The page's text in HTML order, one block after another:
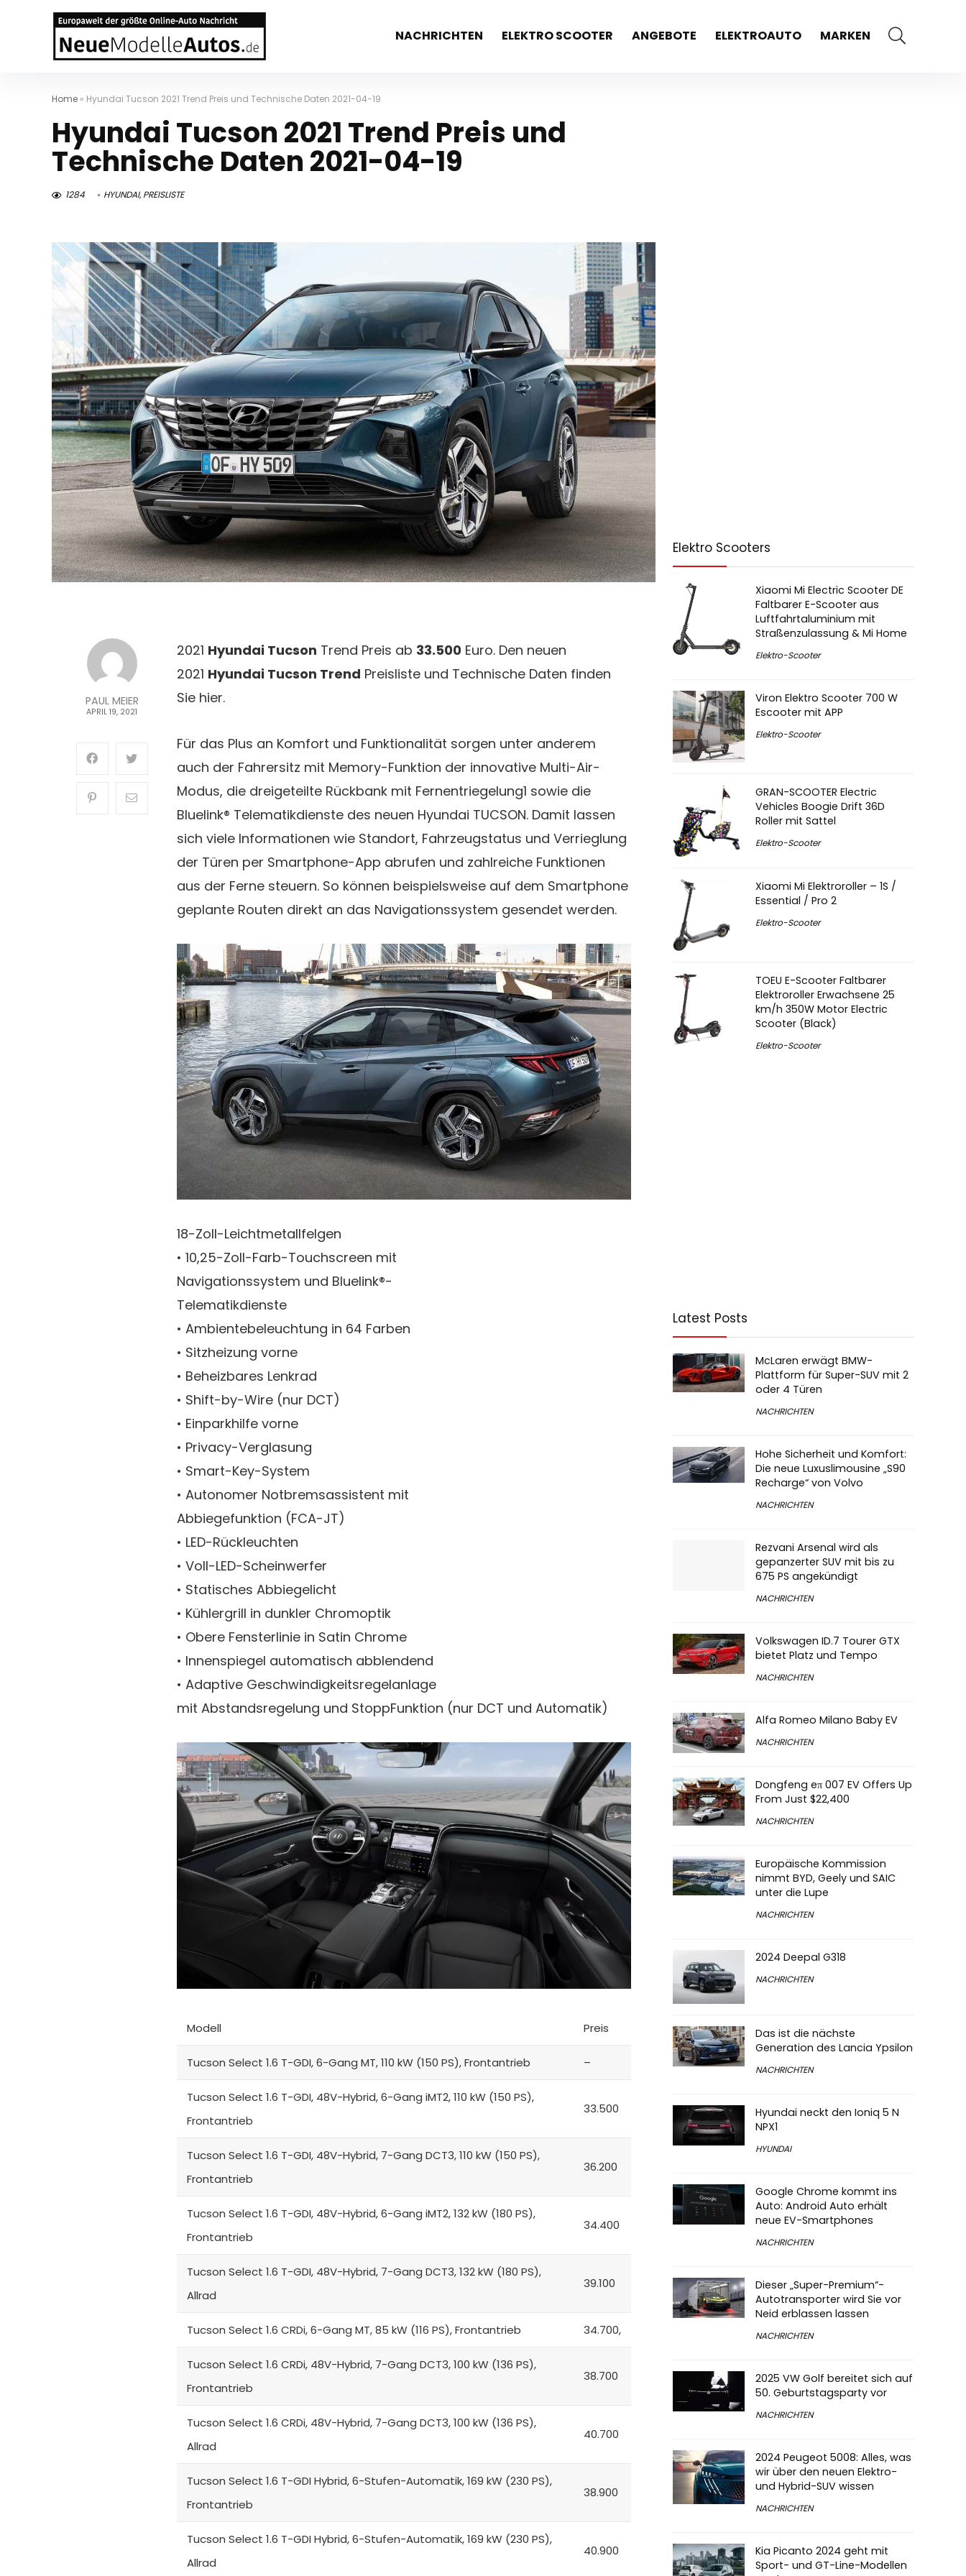
NACHRICHTEN ELEKTRO SCOOTER ANGEBOTE ELEKTROAUTO MARKEN
Home » Hyundai Tucson 2021 Trend Preis und Technische Daten 2021-04-19
Hyundai Tucson 2021 Trend Preis und
Technische Daten 2021-04-19
1284 HYUNDAI,PREISLISTE
PAUL MEIER
APRIL 19, 2021
2021 Hyundai Tucson Trend Preis ab 33.500 Euro. Den neuen
2021 Hyundai Tucson Trend Preisliste und Technische Daten finden
Sie hier.
Für das Plus an Komfort und Funktionalität sorgen unter anderem
auch der Fahrersitz mit Memory-Funktion der innovative Multi-Air-
Modus, die dreigeteilte Rückbank mit Fernentriegelung1 sowie die
Bluelink® Telematikdienste des neuen Hyundai TUCSON. Damit lassen
sich viele Informationen wie Standort, Fahrzeugstatus und Verrieglung
der Türen per Smartphone-App abrufen und zahlreiche Funktionen
aus der Ferne steuern. So können beispielsweise auf dem Smartphone
geplante Routen direkt an das Navigationssystem gesendet werden.
18-Zoll-Leichtmetallfelgen
• 10,25-Zoll-Farb-Touchscreen mit
Navigationssystem und Bluelink®-
Telematikdienste
• Ambientebeleuchtung in 64 Farben
• Sitzheizung vorne
• Beheizbares Lenkrad
• Shift-by-Wire (nur DCT)
• Einparkhilfe vorne
• Privacy-Verglasung
• Smart-Key-System
• Autonomer Notbremsassistent mit
Abbiegefunktion (FCA-JT)
• LED-Rückleuchten
• Voll-LED-Scheinwerfer
• Statisches Abbiegelicht
• Kühlergrill in dunkler Chromoptik
• Obere Fensterlinie in Satin Chrome
• Innenspiegel automatisch abblendend
• Adaptive Geschwindigkeitsregelanlage
mit Abstandsregelung und StoppFunktion (nur DCT und Automatik)
Modell Preis
Tucson Select 1.6 T-GDI, 6-Gang MT, 110 kW (150 PS), Frontantrieb –
Tucson Select 1.6 T-GDI, 48V-Hybrid, 6-Gang iMT2, 110 kW (150 PS),
Frontantrieb
33.500
Tucson Select 1.6 T-GDI, 48V-Hybrid, 7-Gang DCT3, 110 kW (150 PS),
Frontantrieb
36.200
Tucson Select 1.6 T-GDI, 48V-Hybrid, 6-Gang iMT2, 132 kW (180 PS),
Frontantrieb
34.400
Tucson Select 1.6 T-GDI, 48V-Hybrid, 7-Gang DCT3, 132 kW (180 PS),
Allrad
39.100
Tucson Select 1.6 CRDi, 6-Gang MT, 85 kW (116 PS), Frontantrieb 34.700,
Tucson Select 1.6 CRDi, 48V-Hybrid, 7-Gang DCT3, 100 kW (136 PS),
Frontantrieb
38.700
Tucson Select 1.6 CRDi, 48V-Hybrid, 7-Gang DCT3, 100 kW (136 PS),
Allrad
40.700
Tucson Select 1.6 T-GDI Hybrid, 6-Stufen-Automatik, 169 kW (230 PS),
Frontantrieb
38.900
Tucson Select 1.6 T-GDI Hybrid, 6-Stufen-Automatik, 169 kW (230 PS),
Allrad
40.900
Elektro Scooters
Xiaomi Mi Electric Scooter DE
Faltbarer E-Scooter aus
Luftfahrtaluminium mit
Straßenzulassung & Mi Home
Elektro-Scooter
Viron Elektro Scooter 700 W
Escooter mit APP
Elektro-Scooter
GRAN-SCOOTER Electric
Vehicles Boogie Drift 36D
Roller mit Sattel
Elektro-Scooter
Xiaomi Mi Elektroroller – 1S /
Essential / Pro 2
Elektro-Scooter
TOEU E-Scooter Faltbarer
Elektroroller Erwachsene 25
km/h 350W Motor Electric
Scooter (Black)
Elektro-Scooter
Latest Posts
McLaren erwägt BMW-
Plattform für Super-SUV mit 2
oder 4 Türen
NACHRICHTEN
Hohe Sicherheit und Komfort:
Die neue Luxuslimousine „S90
Recharge“ von Volvo
NACHRICHTEN
Rezvani Arsenal wird als
gepanzerter SUV mit bis zu
675 PS angekündigt
NACHRICHTEN
Volkswagen ID.7 Tourer GTX
bietet Platz und Tempo
NACHRICHTEN
Alfa Romeo Milano Baby EV
NACHRICHTEN
Dongfeng eπ 007 EV Offers Up
From Just $22,400
NACHRICHTEN
Europäische Kommission
nimmt BYD, Geely und SAIC
unter die Lupe
NACHRICHTEN
2024 Deepal G318
NACHRICHTEN
Das ist die nächste
Generation des Lancia Ypsilon
NACHRICHTEN
Hyundai neckt den Ioniq 5 N
NPX1
HYUNDAI
Google Chrome kommt ins
Auto: Android Auto erhält
neue EV-Smartphones
NACHRICHTEN
Dieser „Super-Premium“-
Autotransporter wird Sie vor
Neid erblassen lassen
NACHRICHTEN
2025 VW Golf bereitet sich auf
50. Geburtstagsparty vor
NACHRICHTEN
2024 Peugeot 5008: Alles, was
wir über den neuen Elektro-
und Hybrid-SUV wissen
NACHRICHTEN
Kia Picanto 2024 geht mit
Sport- und GT-Line-Modellen